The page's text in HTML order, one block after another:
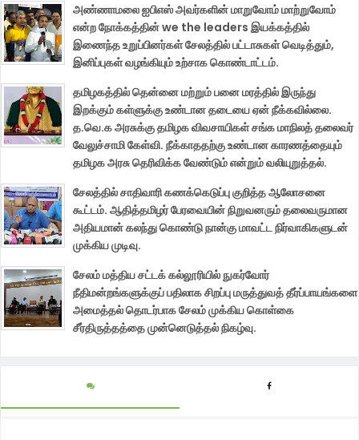
அண்ணாமலை ஐபிஎஸ் அவர்களின் மாறுவோம் மாற்றுவோம்
என்ற நோக்கத்தின் we the leaders இயக்கத்தில்
இணைந்த உறுப்பினர்கள் சேலத்தில் பட்டாசுகள் வெடித்தும்,
இனிப்புகள் வழங்கியும் உற்சாக கொண்டாட்டம்.
தமிழகத்தில் தென்னை மற்றும் பனை மரத்தில் இருந்து
இறக்கும் கள்ளுக்கு உண்டான தடையை ஏன் நீக்கவில்லை.
த.வெ.க அரசுக்கு தமிழக விவசாயிகள் சங்க மாநிலத் தலைவர்
வேலுச்சாமி கேள்வி. நீக்காததற்கு உண்டான காரணத்தையும்
தமிழக அரசு தெரிவிக்க வேண்டும் என்றும் வலியுறுத்தல்.
சேலத்தில் சாதிவாரி கணக்கெடுப்பு குறித்த ஆலோசனை
கூட்டம். ஆதித்தமிழர் பேரவையின் நிறுவனரும் தலைவருமான
அதியமான் கலந்து கொண்டு நான்கு மாவட்ட நிர்வாகிகளுடன்
முக்கிய முடிவு.
சேலம் மத்திய சட்டக் கல்லூரியில் நுகர்வோர்
நீதிமன்றங்களுக்குப் பதிலாக சிறப்பு மருத்துவத் தீர்ப்பாயங்களை
அமைத்தல் தொடர்பாக சேலம் முக்கிய கொள்கை
சீர்திருத்தத்தை முன்னெடுத்தல் நிகழ்வு.